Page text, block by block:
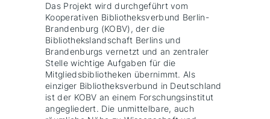
Das Projekt wird durchgeführt vom
Kooperativen Bibliotheksverbund Berlin-
Brandenburg (KOBV), der die
Bibliothekslandschaft Berlins und
Brandenburgs vernetzt und an zentraler
Stelle wichtige Aufgaben für die
Mitgliedsbibliotheken übernimmt. Als
einziger Bibliotheksverbund in Deutschland
ist der KOBV an einem Forschungsinstitut
angegliedert. Die unmittelbare, auch